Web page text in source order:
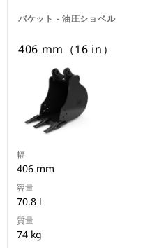
バケット - 油圧ショベル
406 mm（16 in）
幅
406 mm
容量
70.8 l
質量
74 kg